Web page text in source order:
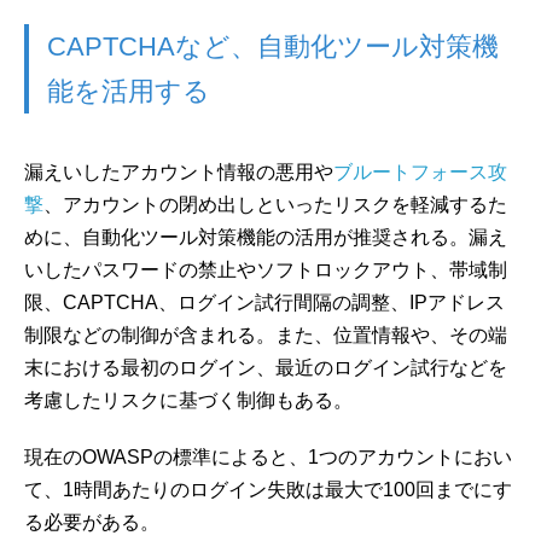
CAPTCHAなど、自動化ツール対策機
能を活用する
漏えいしたアカウント情報の悪用やブルートフォース攻
撃 、アカウントの閉め出しといったリスクを軽減するた
めに、自動化ツール対策機能の活用が推奨される。漏え
いしたパスワードの禁止やソフトロックアウト、帯域制
限、CAPTCHA、ログイン試行間隔の調整、IPアドレス
制限などの制御が含まれる。また、位置情報や、その端
末における最初のログイン、最近のログイン試行などを
考慮したリスクに基づく制御もある。
現在のOWASPの標準によると、1つのアカウントにおい
て、1時間あたりのログイン失敗は最大で100回までにす
る必要がある。